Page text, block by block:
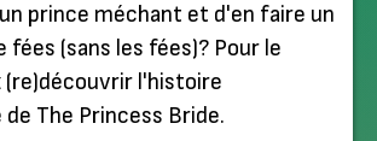
prince méchant et d'en faire un
fées (sans les fées)? Pour le
(re)découvrir l'histoire
The Princess Bride.